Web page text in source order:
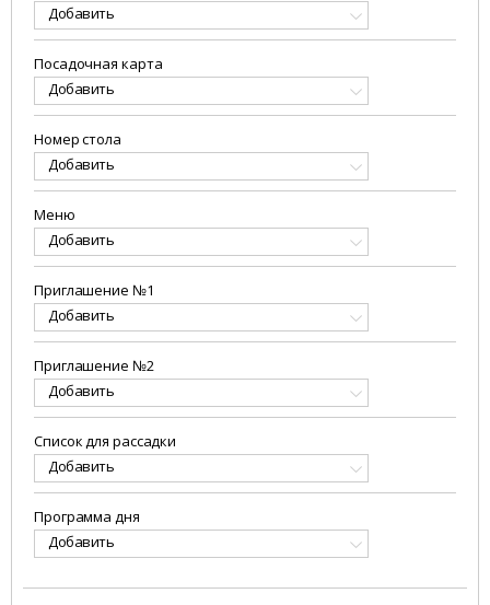
Добавить
Посадочная карта
Добавить
Номер стола
Добавить
Меню
Добавить
Приглашение №1
Добавить
Приглашение №2
Добавить
Список для рассадки
Добавить
Программа дня
Добавить